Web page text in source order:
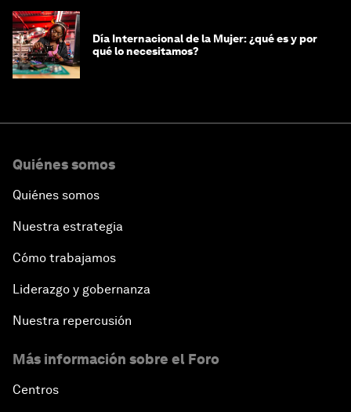
Día Internacional de la Mujer: ¿qué es y por
qué lo necesitamos?
Quiénes somos
Quiénes somos
Nuestra estrategia
Cómo trabajamos
Liderazgo y gobernanza
Nuestra repercusión
Más información sobre el Foro
Centros